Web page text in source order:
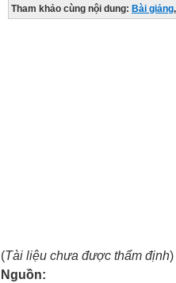
Tham khảo cùng nội dung: Bài giảng,
(Tài liệu chưa được thẩm định)
Nguồn: